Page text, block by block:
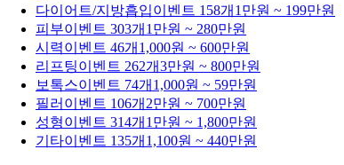
다이어트/지방흡입이벤트 158개 1만원 ~ 199만원
피부이벤트 303개 1만원 ~ 280만원
시력이벤트 46개 1,000원 ~ 600만원
리프팅이벤트 262개3만원 ~ 800만원
보톡스이벤트 74개 1,000원 ~ 59만원
필러 이벤트 106개 2만원 ~ 700만원
성형이벤트 314개 1만원 ~ 1,800만원
기타이벤트 135개 1,100원 ~ 440만원